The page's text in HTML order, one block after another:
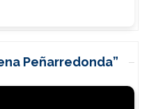
Peñarredonda”